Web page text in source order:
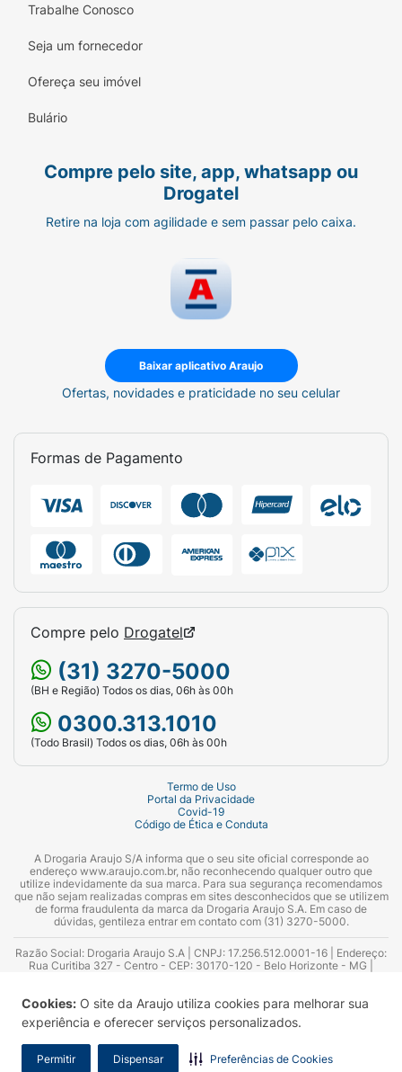
Cookies: O site da Araujo utiliza cookies para melhorar sua
experiência e oferecer serviços personalizados.
Permitir Dispensar Preferências de Cookies
Trabalhe Conosco
Seja um fornecedor
Ofereça seu imóvel
Bulário
Compre pelo site, app, whatsapp ou
Drogatel
Retire na loja com agilidade e sem passar pelo caixa.
Baixar aplicativo Araujo
Ofertas, novidades e praticidade no seu celular
Formas de Pagamento
Compre pelo Drogatel
(31) 3270-5000
(BH e Região) Todos os dias, 06h às 00h
0300.313.1010
(Todo Brasil) Todos os dias, 06h às 00h
Termo de Uso
Portal da Privacidade
Covid-19
Código de Ética e Conduta
A Drogaria Araujo S/A informa que o seu site oficial corresponde ao
endereço www.araujo.com.br, não reconhecendo qualquer outro que
utilize indevidamente da sua marca. Para sua segurança recomendamos
que não sejam realizadas compras em sites desconhecidos que se utilizem
de forma fraudulenta da marca da Drogaria Araujo S.A. Em caso de
dúvidas, gentileza entrar em contato com (31) 3270-5000.
Razão Social: Drogaria Araujo S.A | CNPJ: 17.256.512.0001-16 | Endereço:
Rua Curitiba 327 - Centro - CEP: 30170-120 - Belo Horizonte - MG |
Azevedo Guimarães – CRF 10.965 | Yasmin Silva Alvarenga – CRF 52.584 -
Consultor substituto: Thiago Aguiar Pinheiro - CRF Nº 13.748. Alvará
Sanitário: 2025020713 | Autorização de Funcionamento da Empresa (AFE):